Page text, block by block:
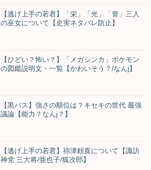
【逃げ上手の若君】「栄」「光」「誉」三人
の巫女について【史実ネタバレ防止】
【ひどい？怖い？】「メガシンカ」ポケモン
の図鑑説明文・一覧【かわいそう？/なんj】
【黒バス】強さの順位は？キセキの世代 最強
議論【能力？なんj？】
【逃げ上手の若君】祢津頼直について【諏訪
神党 三大将/亜也子/狐次郎】